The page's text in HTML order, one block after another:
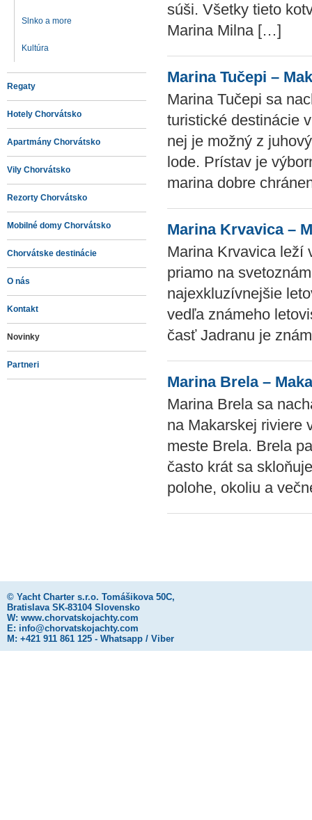
Slnko a more
Kultúra
Regaty
Hotely Chorvátsko
Apartmány Chorvátsko
Vily Chorvátsko
Rezorty Chorvátsko
Mobilné domy Chorvátsko
Chorvátske destinácie
O nás
Kontakt
Novinky
Partneri
súši. Všetky tieto
Marina Milna […]
Marina Tučepi –
Marina Tučepi sa
turistické destinácie
nej je možný z
lode. Prístav je
marina dobre
Marina Krvavica –
Marina Krvavica leží
priamo na
najexkluzívnejšie
vedľa známeho
časť Jadranu je
Marina Brela –
Marina Brela sa
na Makarskej riviere
meste Brela. Brela
často krát sa
polohe, okoliu a
© Yacht Charter s.r.o. Tomášikova 50C,
Bratislava SK-83104 Slovensko
W: www.chorvatskojachty.com
E: info@chorvatskojachty.com
M: +421 911 861 125 - Whatsapp / Viber